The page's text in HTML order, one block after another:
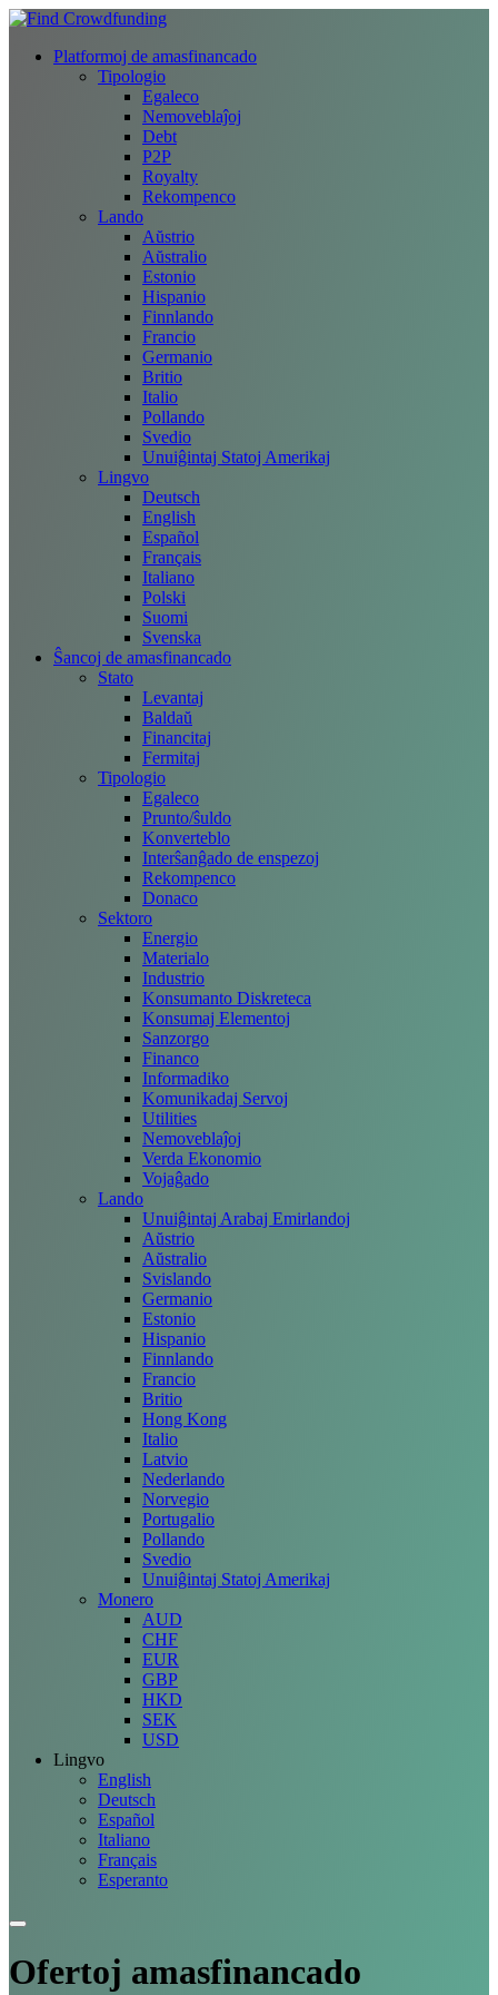
Platformoj de amasfinancado
Tipologio
Egaleco
Nemoveblaĵoj
Debt
P2P
Royalty
Rekompenco
Lando
Aŭstrio
Aŭstralio
Estonio
Hispanio
Finnlando
Francio
Germanio
Britio
Italio
Pollando
Svedio
Unuiĝintaj Statoj Amerikaj
Lingvo
Deutsch
English
Español
Français
Italiano
Polski
Suomi
Svenska
Ŝancoj de amasfinancado
Stato
Levantaj
Baldaŭ
Financitaj
Fermitaj
Tipologio
Egaleco
Prunto/ŝuldo
Konverteblo
Interŝanĝado de enspezoj
Rekompenco
Donaco
Sektoro
Energio
Materialo
Industrio
Konsumanto Diskreteca
Konsumaj Elementoj
Sanzorgo
Financo
Informadiko
Komunikadaj Servoj
Utilities
Nemoveblaĵoj
Verda Ekonomio
Vojaĝado
Lando
Unuiĝintaj Arabaj Emirlandoj
Aŭstrio
Aŭstralio
Svislando
Germanio
Estonio
Hispanio
Finnlando
Francio
Britio
Hong Kong
Italio
Latvio
Nederlando
Norvegio
Portugalio
Pollando
Svedio
Unuiĝintaj Statoj Amerikaj
Monero
AUD
CHF
EUR
GBP
HKD
SEK
USD
Lingvo
English
Deutsch
Español
Italiano
Français
Esperanto
Ofertoj amasfinancado